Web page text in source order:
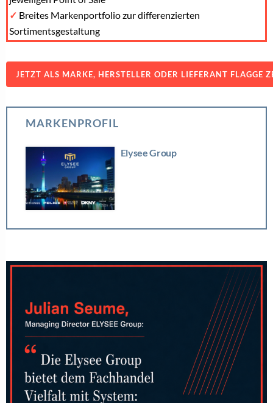
✓ Breites Markenportfolio zur differenzierten
Sortimentsgestaltung
JETZT ALS MARKE, HERSTELLER ODER LIEFERANT FLAGGE
MARKENPROFIL
Elysee Group